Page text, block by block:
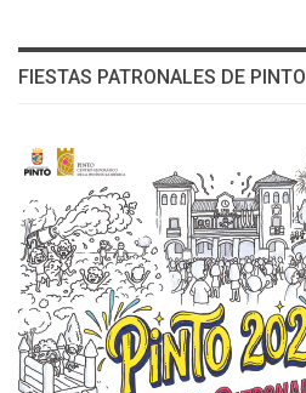
FIESTAS PATRONALES DE PINTO